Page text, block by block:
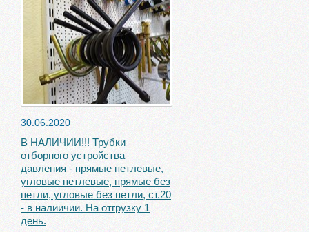
30.06.2020
В НАЛИЧИИ!!! Трубки
отборного устройства
давления - прямые петлевые,
угловые петлевые, прямые без
петли, угловые без петли, ст.20
- в налиичии. На отгрузку 1
день.